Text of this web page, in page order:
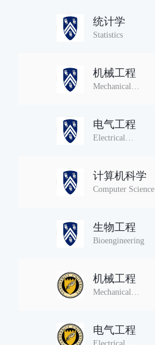
统计学
Statistics
机械工程
Mechanical
电气工程
Electrical
计算机科学
Computer Science
生物工程
Bioengineering
机械工程
Mechanical
电气工程
Electrical